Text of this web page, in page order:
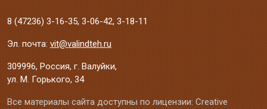
8 (47236) 3-16-35, 3-06-42, 3-18-11
Эл. почта: vit@valindteh.ru
309996, Россия, г. Валуйки,
ул. М. Горького, 34
Все материалы сайта доступны по лицензии: Creative